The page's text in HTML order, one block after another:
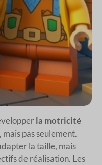
la motricité
pas seulement.
la taille, mais
de réalisation. Les